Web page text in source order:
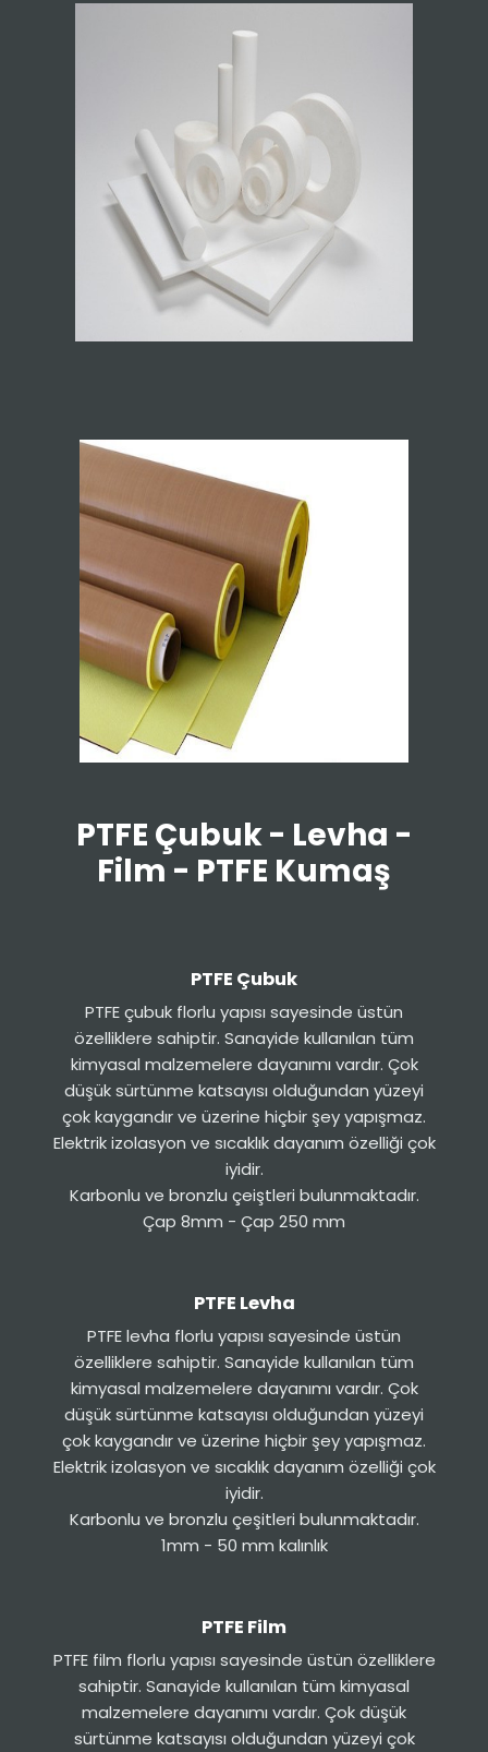
PTFE Çubuk - Levha -
Film - PTFE Kumaş
PTFE Çubuk
PTFE çubuk florlu yapısı sayesinde üstün
özelliklere sahiptir. Sanayide kullanılan tüm
kimyasal malzemelere dayanımı vardır. Çok
düşük sürtünme katsayısı olduğundan yüzeyi
çok kaygandır ve üzerine hiçbir şey yapışmaz.
Elektrik izolasyon ve sıcaklık dayanım özelliği çok
iyidir.
Karbonlu ve bronzlu çeiştleri bulunmaktadır.
Çap 8mm - Çap 250 mm
PTFE Levha
PTFE levha florlu yapısı sayesinde üstün
özelliklere sahiptir. Sanayide kullanılan tüm
kimyasal malzemelere dayanımı vardır. Çok
düşük sürtünme katsayısı olduğundan yüzeyi
çok kaygandır ve üzerine hiçbir şey yapışmaz.
Elektrik izolasyon ve sıcaklık dayanım özelliği çok
iyidir.
Karbonlu ve bronzlu çeşitleri bulunmaktadır.
1mm - 50 mm kalınlık
PTFE Film
PTFE film florlu yapısı sayesinde üstün özelliklere
sahiptir. Sanayide kullanılan tüm kimyasal
malzemelere dayanımı vardır. Çok düşük
sürtünme katsayısı olduğundan yüzeyi çok